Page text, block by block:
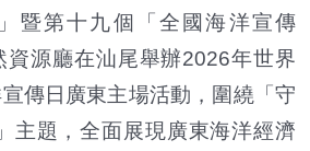
暨第十九個「全國海洋宣傳
資源廳在汕尾舉辦2026年世界
傳日廣東主場活動，圍繞「守
主題，全面展現廣東海洋經濟